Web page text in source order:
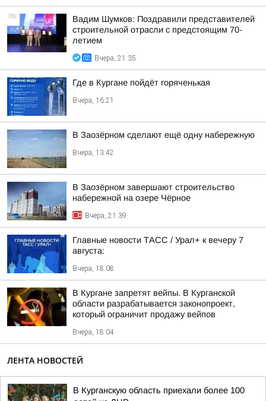
Вадим Шумков: Поздравили представителей
строительной отрасли с предстоящим 70-
летием
Вчера, 21:35
Где в Кургане пойдёт горяченькая
Вчера, 16:21
В Заозёрном сделают ещё одну набережную
Вчера, 13:42
В Заозёрном завершают строительство
набережной на озере Чёрное
Вчера, 21:39
Главные новости ТАСС / Урал+ к вечеру 7
августа:
Вчера, 18:08
В Кургане запретят вейпы. В Курганской
области разрабатывается законопроект,
который ограничит продажу вейпов
Вчера, 18:04
ЛЕНТА НОВОСТЕЙ
В Курганскую область приехали более 100